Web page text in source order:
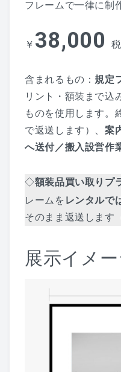
フレームで一律に制
￥ 38,000
含まれるもの： 規定
リント・額装まで込
ものを使用します。
で返送します）、案
へ送付／搬入設営作
◇額装品買い取りプ
レームを レンタルで
そのまま返送します
展示イメー